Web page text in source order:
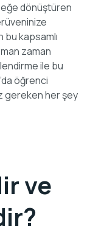
dönüştüren
kapsamlı
zaman
ile bu
öğrenci
gereken her şey
ve